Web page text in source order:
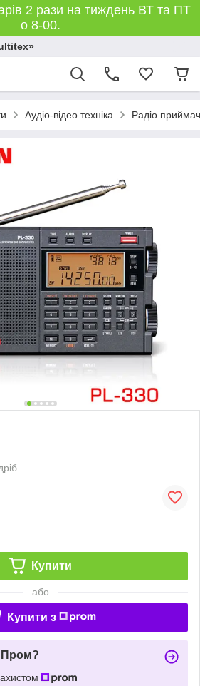
2 рази на тиждень ВТ та ПТ
о 8-00.
Аудіо-відео техніка Радіо приймач
Купити
або
Купити з
Пром?